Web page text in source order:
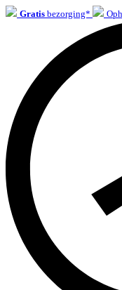
Gratis bezorging*